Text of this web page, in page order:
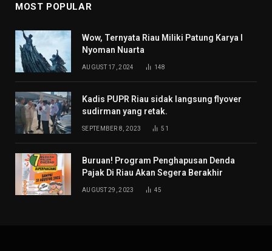
MOST POPULAR
Wow, Ternyata Riau Miliki Patung Karya I
Nyoman Nuarta
AUGUST 17, 2024 148
Kadis PUPR Riau sidak langsung flyover
sudirman yang retak.
SEPTEMBER 8, 2023 51
Buruan! Program Penghapusan Denda
Pajak Di Riau Akan Segera Berakhir
AUGUST 29, 2023 45